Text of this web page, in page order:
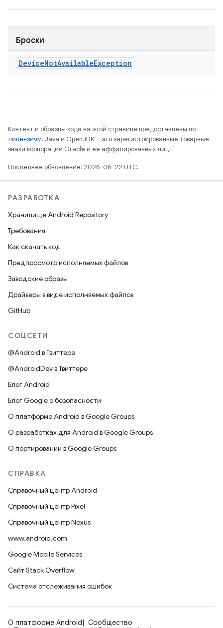
Броски
DeviceNotAvailableException
Контент и образцы кода на этой странице предоставлены по
лицензиям. Java и OpenJDK – это зарегистрированные товарные
знаки корпорации Oracle и ее аффилированных лиц.
Последнее обновление: 2026-06-22 UTC.
РАЗРАБОТКА
Хранилище Android Repository
Требования
Как скачать код
Предпросмотр исполняемых файлов
Заводские образы
Драйверы в виде исполняемых файлов
GitHub
СОЦСЕТИ
@Android в Твиттере
@AndroidDev в Твиттере
Блог Android
Блог Google о безопасности
О платформе Android в Google Groups
О разработках для Android в Google Groups
О портировании в Google Groups
СПРАВКА
Справочный центр Android
Справочный центр Pixel
Справочный центр Nexus
www.android.com
Google Mobile Services
Сайт Stack Overflow
Система отслеживания ошибок
О платформе Android
Сообщество